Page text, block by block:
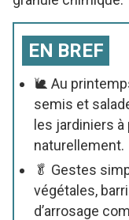
EN BREF
🐌 Au
semis et
les jardiniers
naturellement.
🥬 Gestes
végétales,
d’arrosage